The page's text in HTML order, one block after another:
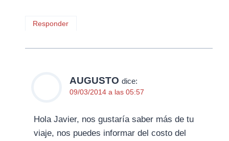
Responder
AUGUSTO dice:
09/03/2014 a las 05:57
Hola Javier, nos gustaría saber más de tu
viaje, nos puedes informar del costo del